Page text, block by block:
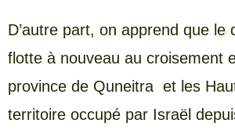
D’autre part, on apprend que le
flotte à nouveau au croisement
province de Quneitra et les
territoire occupé par Israël